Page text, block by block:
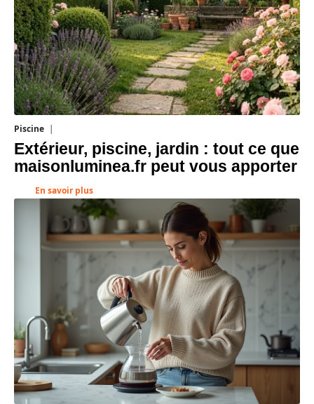
Piscine
Extérieur, piscine, jardin : tout ce que
maisonluminea.fr peut vous apporter
En savoir plus